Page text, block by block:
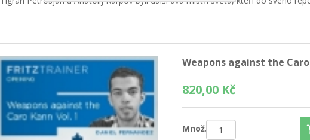
Weapons against the
820,00 Kč
Množ.: